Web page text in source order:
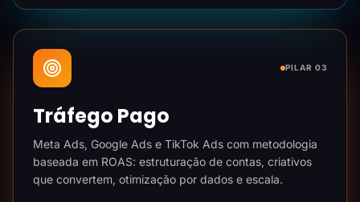
PILAR 03
Tráfego Pago
Meta Ads, Google Ads e TikTok Ads com metodologia
baseada em ROAS: estruturação de contas, criativos
que convertem, otimização por dados e escala.